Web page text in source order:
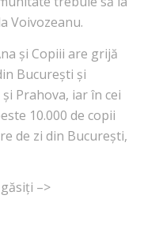
Voivozeanu.
și Copiii are grijă
București și
Prahova, iar în cei
10.000 de copii
de zi din București,
–>